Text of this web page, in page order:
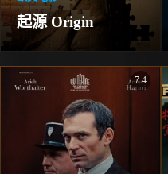
起源 Origin
7.4